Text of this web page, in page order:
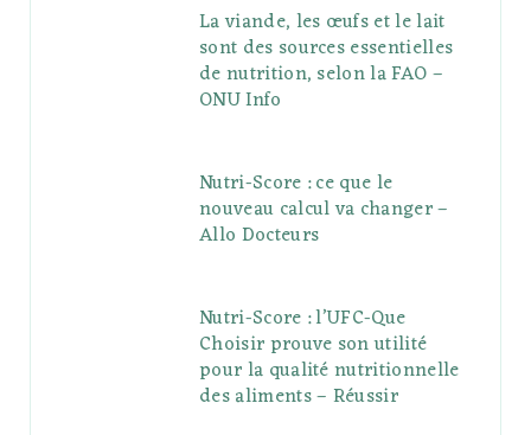
La viande, les œufs et le lait
sont des sources essentielles
de nutrition, selon la FAO –
ONU Info
Nutri-Score : ce que le
nouveau calcul va changer –
Allo Docteurs
Nutri-Score : l’UFC-Que
Choisir prouve son utilité
pour la qualité nutritionnelle
des aliments – Réussir